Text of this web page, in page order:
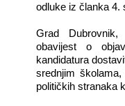
odluke iz članka 4.
Grad Dubrovnik,
obavijest o
kandidatura
srednjim
političkih stranaka